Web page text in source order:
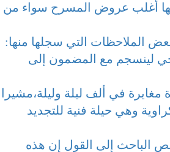
بها أغلب عروض المسرح سواء من
الملاحظات التي سجلها منها:
لينسجم مع المضمون إلى
في ألف ليلة وليلة،مشيرا
وهي حيلة فنية للتجديد
الباحث إلى القول إن هذه